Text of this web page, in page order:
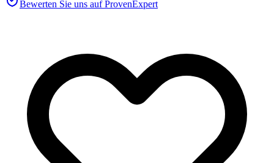
Bewerten Sie uns auf ProvenExpert